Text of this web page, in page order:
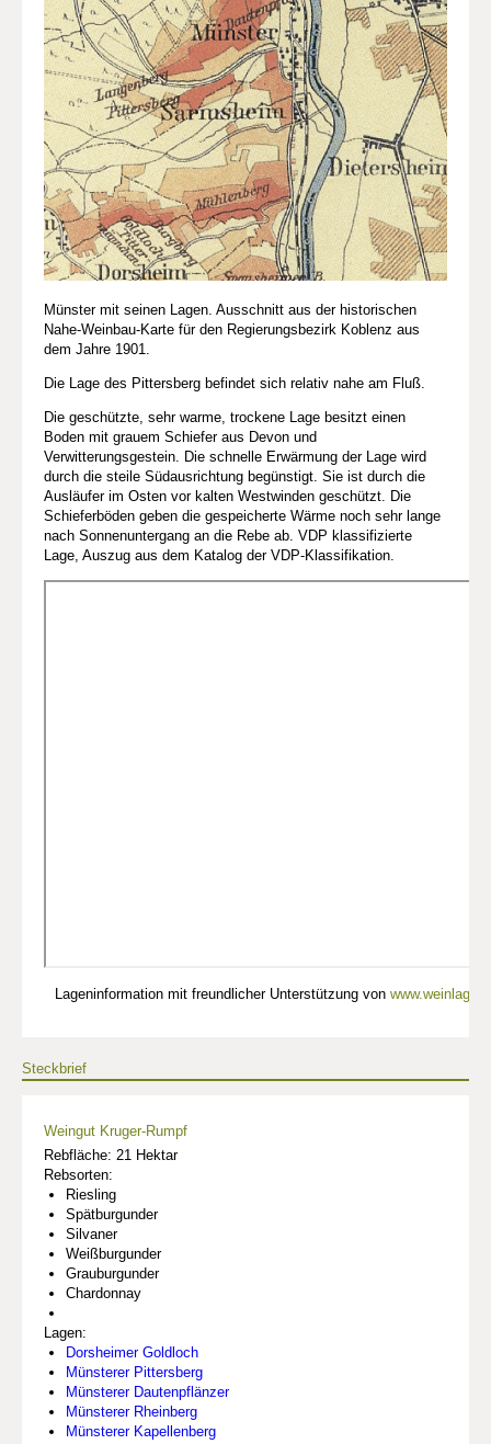
Münster mit seinen Lagen. Ausschnitt aus der historischen
Nahe-Weinbau-Karte für den Regierungsbezirk Koblenz aus
dem Jahre 1901.
Die Lage des Pittersberg befindet sich relativ nahe am Fluß.
Die geschützte, sehr warme, trockene Lage besitzt einen
Boden mit grauem Schiefer aus Devon und
Verwitterungsgestein. Die schnelle Erwärmung der Lage wird
durch die steile Südausrichtung begünstigt. Sie ist durch die
Ausläufer im Osten vor kalten Westwinden geschützt. Die
Schieferböden geben die gespeicherte Wärme noch sehr lange
nach Sonnenuntergang an die Rebe ab. VDP klassifizierte
Lage, Auszug aus dem Katalog der VDP-Klassifikation.
Lageninformation mit freundlicher Unterstützung von
Steckbrief
Weingut Kruger-Rumpf
Rebfläche: 21 Hektar
Rebsorten:
Riesling
Spätburgunder
Silvaner
Weißburgunder
Grauburgunder
Chardonnay
Lagen:
Dorsheimer Goldloch
Münsterer Pittersberg
Münsterer Dautenpflänzer
Münsterer Rheinberg
Münsterer Kapellenberg